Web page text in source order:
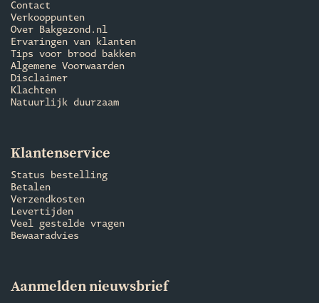
Contact
Verkooppunten
Over Bakgezond.nl
Ervaringen van klanten
Tips voor brood bakken
Algemene Voorwaarden
Disclaimer
Klachten
Natuurlijk duurzaam
Klantenservice
Status bestelling
Betalen
Verzendkosten
Levertijden
Veel gestelde vragen
Bewaaradvies
Aanmelden nieuwsbrief